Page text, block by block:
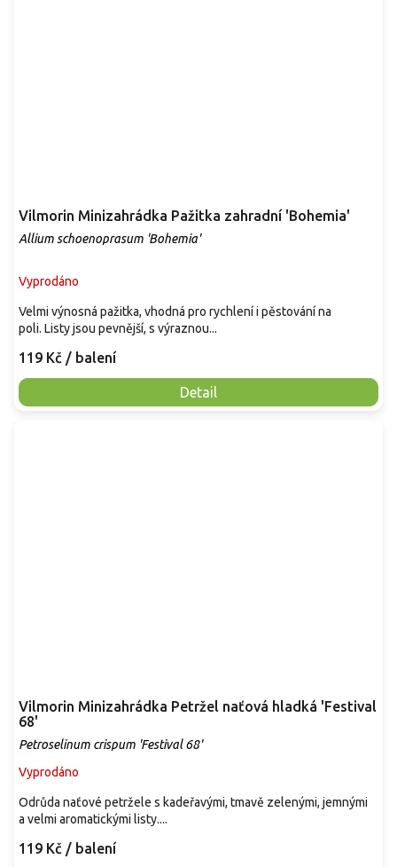
Vilmorin Minizahrádka Pažitka zahradní 'Bohemia'
Allium schoenoprasum 'Bohemia'
Vyprodáno
119 Kč / balení
Detail
Velmi výnosná pažitka, vhodná pro rychlení i pěstování na
poli. Listy jsou pevnější, s výraznou...
Vilmorin Minizahrádka Petržel naťová hladká 'Festival
68'
Petroselinum crispum 'Festival 68'
Vyprodáno
119 Kč / balení
Odrůda naťové petržele s kadeřavými, tmavě zelenými, jemnými
a velmi aromatickými listy....